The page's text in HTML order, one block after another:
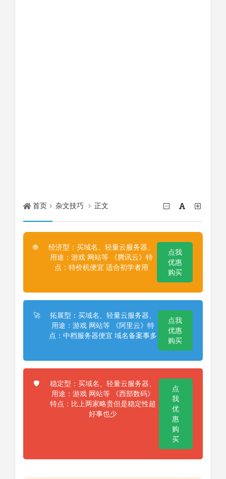
首页 杂文技巧 正文
🌐
经济型：买域名、轻量云服务器、
用途：游戏 网站等 《腾讯云》特
点：特价机便宜 适合初学者用
点我
优惠
购买
🚀
拓展型：买域名、轻量云服务器、
用途：游戏 网站等 《阿里云》特
点：中档服务器便宜 域名备案事多
点我
优惠
购买
🛡️
稳定型：买域名、轻量云服务器、
用途：游戏 网站等 《西部数码》
特点：比上两家略贵但是稳定性超
好事也少
点
我
优
惠
购
买